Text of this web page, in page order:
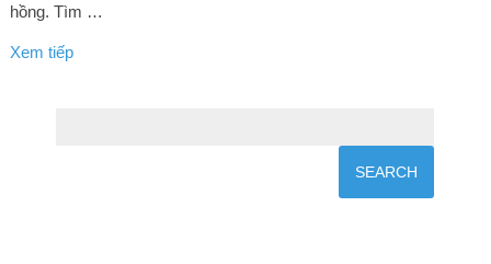
hồng. Tìm …
Xem tiếp